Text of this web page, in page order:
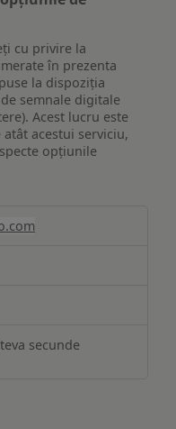
cu privire la
în prezenta
la dispoziția
semnale digitale
Acest lucru este
acestui serviciu,
opțiunile
secunde